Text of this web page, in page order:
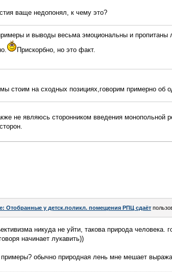
ваще недопонял, к чему это?
и выводы весьма эмоциональны и пропитаны
Прискорбно, но это факт.
стоим на сходных позициях,говорим примерно об
не являюсь сторонником введения монопольной
Отобранные у детск.поликл. помещения РПЦ сдаёт
никуда не уйти, такова природа человека.
начинает лукавить))
обычно природная лень мне мешает